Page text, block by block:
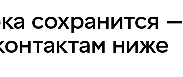
сохранится —
ниже